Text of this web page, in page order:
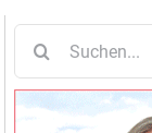
nach: